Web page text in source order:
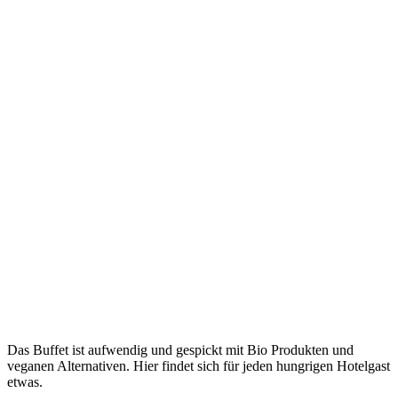
Das Buffet ist aufwendig und gespickt mit Bio Produkten und
veganen Alternativen. Hier findet sich für jeden hungrigen Hotelgast
etwas.